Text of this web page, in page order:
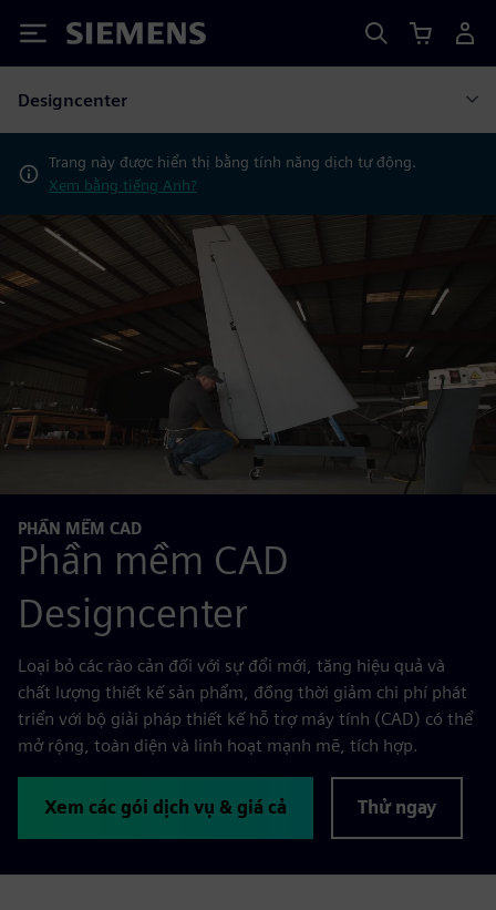
Siemens
Designcenter
Trang này được hiển thị bằng tính năng dịch tự động.
Xem bằng tiếng Anh?
PHẦN MỀM CAD
Phần mềm CAD
Designcenter
Loại bỏ các rào cản đối với sự đổi mới, tăng hiệu quả và
chất lượng thiết kế sản phẩm, đồng thời giảm chi phí phát
triển với bộ giải pháp thiết kế hỗ trợ máy tính (CAD) có thể
mở rộng, toàn diện và linh hoạt mạnh mẽ, tích hợp.
Xem các gói dịch vụ & giá cả Thử ngay